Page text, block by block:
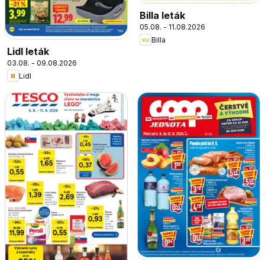
Lidl leták
03.08. - 09.08.2026
Lidl
Billa leták
05.08. - 11.08.2026
Billa